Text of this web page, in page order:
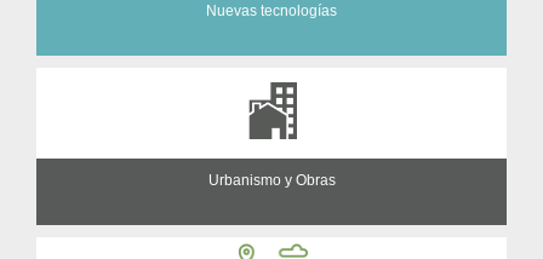
Nuevas tecnologías
Urbanismo y Obras